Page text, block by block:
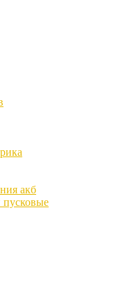
акб
пусковые